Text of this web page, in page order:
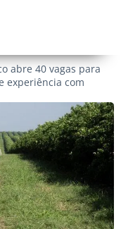
abre 40 vagas para
experiência com